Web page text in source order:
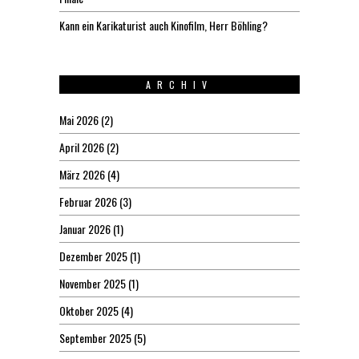
Kann ein Karikaturist auch Kinofilm, Herr Böhling?
ARCHIV
Mai 2026(2)
April 2026(2)
März 2026(4)
Februar 2026(3)
Januar 2026(1)
Dezember 2025(1)
November 2025(1)
Oktober 2025(4)
September 2025(5)